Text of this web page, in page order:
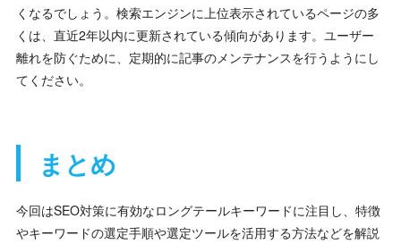
くなるでしょう。検索エンジンに上位表示されているページの多
くは、直近2年以内に更新されている傾向があります。ユーザー
離れを防ぐために、定期的に記事のメンテナンスを行うようにし
てください。
まとめ
今回はSEO対策に有効なロングテールキーワードに注目し、特徴
やキーワードの選定手順や選定ツールを活用する方法などを解説